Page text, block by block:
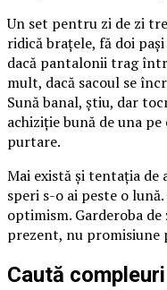
Un set pentru zi de zi
ridică brațele, fă doi
dacă pantalonii trag
mult, dacă sacoul se
Sună banal, știu, dar
achiziție bună de una
purtare.
Mai există și tentația de
speri s-o ai peste o
optimism. Garderoba
prezent, nu promisiune
Caută